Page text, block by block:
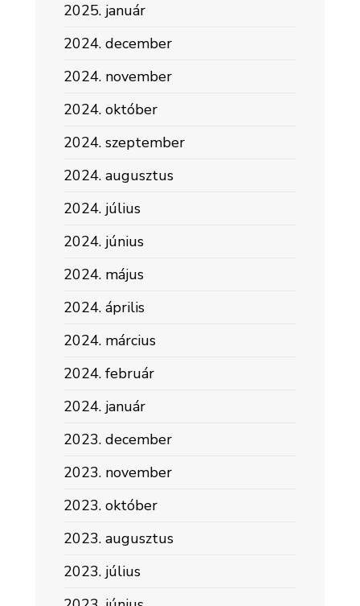
2025. január
2024. december
2024. november
2024. október
2024. szeptember
2024. augusztus
2024. július
2024. június
2024. május
2024. április
2024. március
2024. február
2024. január
2023. december
2023. november
2023. október
2023. augusztus
2023. július